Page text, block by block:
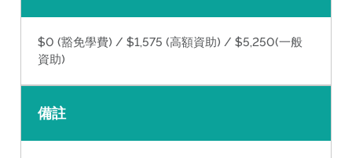
$0 (豁免學費) / $1,575 (高額資助) / $5,250(一般
資助)
備註